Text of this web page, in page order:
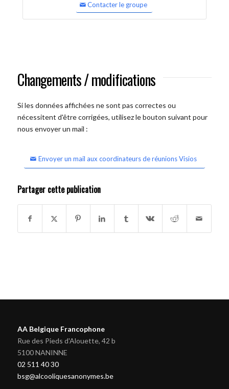
Contacter le groupe
Changements / modifications
Si les données affichées ne sont pas correctes ou
nécessitent d'être corrigées, utilisez le bouton suivant pour
nous envoyer un mail :
Envoyer un mail aux coordinateurs de réunions Visios
Partager cette publication
AA Belgique Francophone
Rue des Pieds d'Alouette, 42 b
5100 NANINNE
02 511 40 30
bsg@alcooliquesanonymes.be